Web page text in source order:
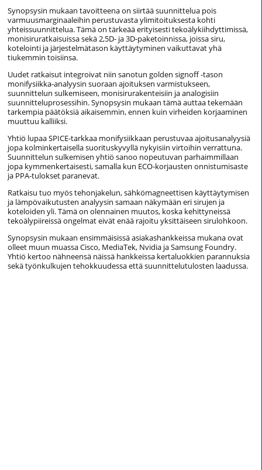
Synopsysin mukaan tavoitteena on siirtää suunnittelua pois
varmuusmarginaaleihin perustuvasta ylimitoituksesta kohti
yhteissuunnittelua. Tämä on tärkeää erityisesti tekoälykiihdyttimissä,
monisiruratkaisuissa sekä 2,5D- ja 3D-paketoinnissa, joissa siru,
kotelointi ja järjestelmätason käyttäytyminen vaikuttavat yhä
tiukemmin toisiinsa.
Uudet ratkaisut integroivat niin sanotun golden signoff -tason
monifysiikka-analyysin suoraan ajoituksen varmistukseen,
suunnittelun sulkemiseen, monisirurakenteisiin ja analogisiin
suunnitteluprosessihin. Synopsysin mukaan tämä auttaa tekemään
tarkempia päätöksiä aikaisemmin, ennen kuin virheiden korjaaminen
muuttuu kalliiksi.
Yhtiö lupaa SPICE-tarkkaa monifysiikkaan perustuvaa ajoitusanalyysiä
jopa kolminkertaisella suorituskyvyllä nykyisiin virtoihin verrattuna.
Suunnittelun sulkemisen yhtiö sanoo nopeutuvan parhaimmillaan
jopa kymmenkertaisesti, samalla kun ECO-korjausten onnistumisaste
ja PPA-tulokset paranevat.
Ratkaisu tuo myös tehonjakelun, sähkömagneettisen käyttäytymisen
ja lämpövaikutusten analyysin samaan näkymään eri sirujen ja
koteloiden yli. Tämä on olennainen muutos, koska kehittyneissä
tekoälypiireissä ongelmat eivät enää rajoitu yksittäiseen sirulohkoon.
Synopsysin mukaan ensimmäisissä asiakashankkeissa mukana ovat
olleet muun muassa Cisco, MediaTek, Nvidia ja Samsung Foundry.
Yhtiö kertoo nähneensä näissä hankkeissa kertaluokkien parannuksia
sekä työnkulkujen tehokkuudessa että suunnittelutulosten laadussa.